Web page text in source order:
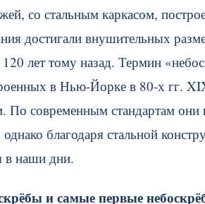
со стальным каркасом,
достигали внушительных
120 лет тому назад. Термин
в Нью-Йорке в 80-х гг.
По современным стандартам
благодаря стальной
в наши дни.
и самые первые